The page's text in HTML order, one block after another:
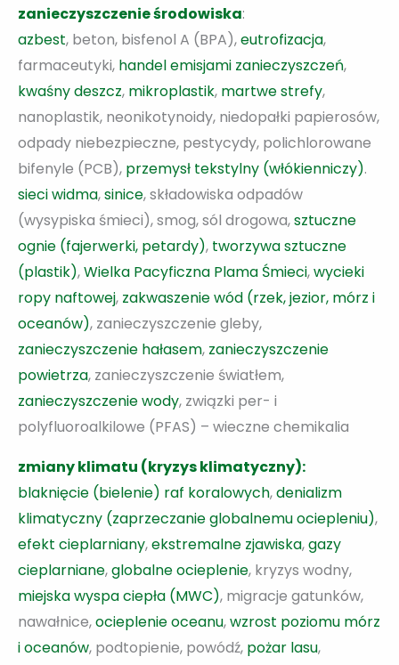
zanieczyszczenie środowiska:
azbest, beton, bisfenol A (BPA),eutrofizacja,
farmaceutyki, handel emisjami zanieczyszczeń,
kwaśny deszcz, mikroplastik, martwe strefy,
nanoplastik, neonikotynoidy, niedopałki papierosów,
odpady niebezpieczne, pestycydy, polichlorowane
bifenyle (PCB), przemysł tekstylny (włókienniczy).
sieci widma,sinice, składowiska odpadów
(wysypiska śmieci), smog, sól drogowa,sztuczne
ognie (fajerwerki, petardy), tworzywa sztuczne
(plastik),Wielka Pacyficzna Plama Śmieci,wycieki
ropy naftowej, zakwaszenie wód (rzek, jezior, mórz i
oceanów), zanieczyszczenie gleby,
zanieczyszczenie hałasem, zanieczyszczenie
powietrza, zanieczyszczenie światłem,
zanieczyszczenie wody, związki per- i
polyfluoroalkilowe (PFAS) – wieczne chemikalia
zmiany klimatu (kryzys klimatyczny):
blaknięcie (bielenie) raf koralowych,denializm
klimatyczny (zaprzeczanie globalnemu ociepleniu),
efekt cieplarniany,ekstremalne zjawiska,gazy
cieplarniane,globalne ocieplenie, kryzys wodny,
miejska wyspa ciepła (MWC), migracje gatunków,
nawałnice,ocieplenie oceanu,wzrost poziomu mórz
i oceanów, podtopienie, powódź, pożar lasu,